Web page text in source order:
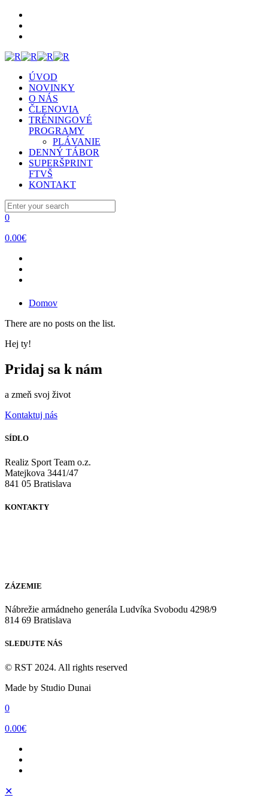
ÚVOD
NOVINKY
O NÁS
ČLENOVIA
TRÉNINGOVÉ
PROGRAMY
PLÁVANIE
DENNÝ TÁBOR
SUPERŠPRINT
FTVŠ
KONTAKT
0
0.00€
Domov
There are no posts on the list.
Hej ty!
Pridaj sa k nám
a zmeň svoj život
Kontaktuj nás
SÍDLO
Realiz Sport Team o.z.
Matejkova 3441/47
841 05 Bratislava
KONTAKTY
ZÁZEMIE
Nábrežie armádneho generála Ludvíka Svobodu 4298/9
814 69 Bratislava
SLEDUJTE NÁS
© RST 2024. All rights reserved
Made by Studio Dunai
0
0.00€
✕